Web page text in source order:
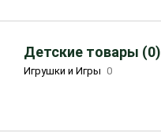
Детские товары (0)
Игрушки и Игры 0